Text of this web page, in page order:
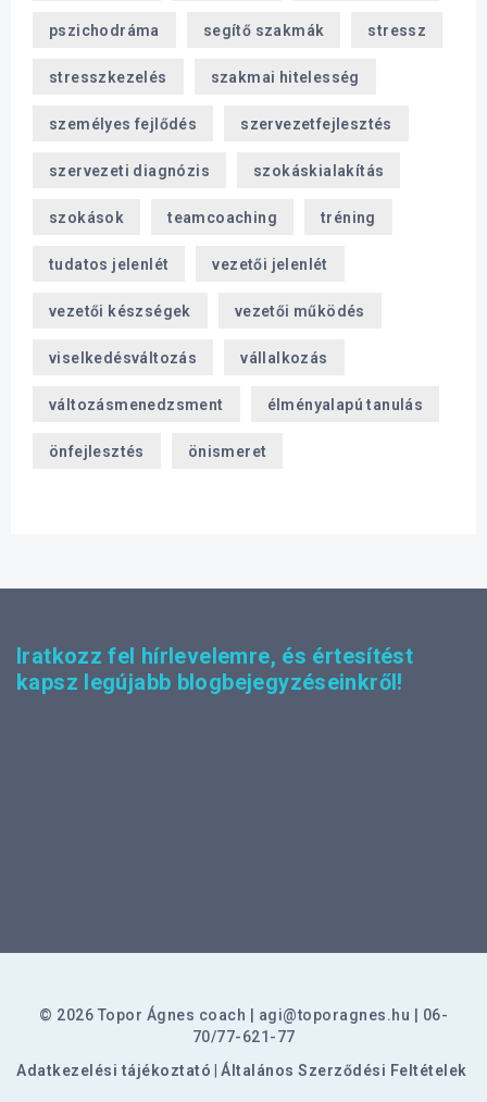
pszichodráma segítő szakmák stressz
stresszkezelés szakmai hitelesség
személyes fejlődés szervezetfejlesztés
szervezeti diagnózis szokáskialakítás
szokások teamcoaching tréning
tudatos jelenlét vezetői jelenlét
vezetői készségek vezetői működés
viselkedésváltozás vállalkozás
változásmenedzsment élményalapú tanulás
önfejlesztés önismeret
Iratkozz fel hírlevelemre, és értesítést
kapsz legújabb blogbejegyzéseinkről!
© 2026 Topor Ágnes coach agi@toporagnes.hu
06-
70/77-621-77
Adatkezelési tájékoztató
Általános Szerződési Feltételek